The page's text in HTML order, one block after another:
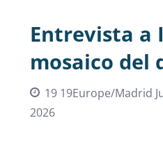
Entrevista a
mosaico del
19 19Europe/Madrid
2026